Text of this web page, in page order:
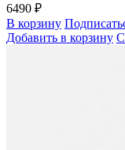
6490 ₽
В корзину
Добавить в корзину